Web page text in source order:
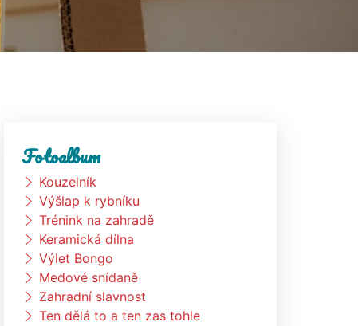
Fotoalbum
Kouzelník
Výšlap k rybníku
Trénink na zahradě
Keramická dílna
Výlet Bongo
Medové snídaně
Zahradní slavnost
Ten dělá to a ten zas tohle